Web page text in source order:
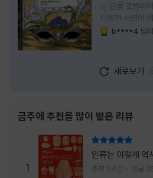
는 만큼 호텔리
다양한 사연이
주인공은 호텔리
는 과정에서 나
모든 책임을 지
을 받게 된다. 그렇게 끝난 4권 이후, 나는 5권
이 출간되기만
어가 된 닛타 고
때문이다. 그동안 호텔에서 잠복 수사를 하며
어설픈 호텔리
는 가면
b****4 님
새로보기
금주에 추천을 많이 받은 리뷰
1
인류는 이렇게 역사가 되었
역사가 되었나>
추천 24건 댓글